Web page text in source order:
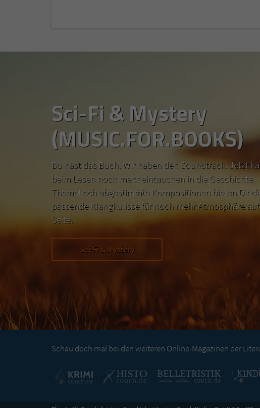
Sci-Fi & Mystery
(MUSIC.FOR.BOOKS)
Du hast das Buch. Wir haben den Soundtrack. Jetzt
beim Lesen noch mehr eintauchen in die Geschichte.
Thematisch abgestimmte Kompositionen bieten Dir
passende Klangkulisse für noch mehr Atmosphäre
Seite.
Sci-Fi & Mystery
Schau doch mal bei den weiteren Online-Magazinen der